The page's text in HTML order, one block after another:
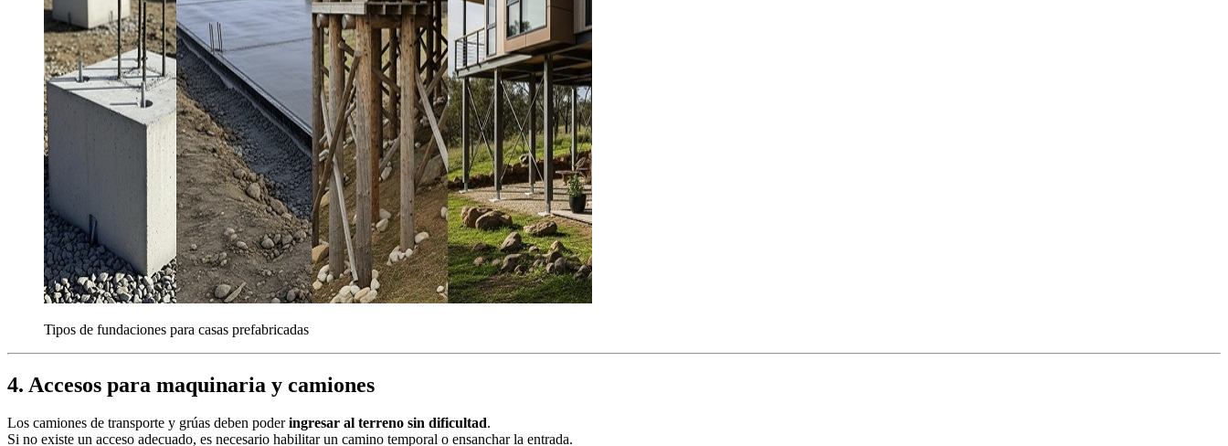
Tipos de fundaciones para casas prefabricadas
4. Accesos para maquinaria y camiones
Los camiones de transporte y grúas deben poderingresar al terreno sin dificultad.
Si no existe un acceso adecuado, es necesario habilitar un camino temporal o ensanchar la entrada.